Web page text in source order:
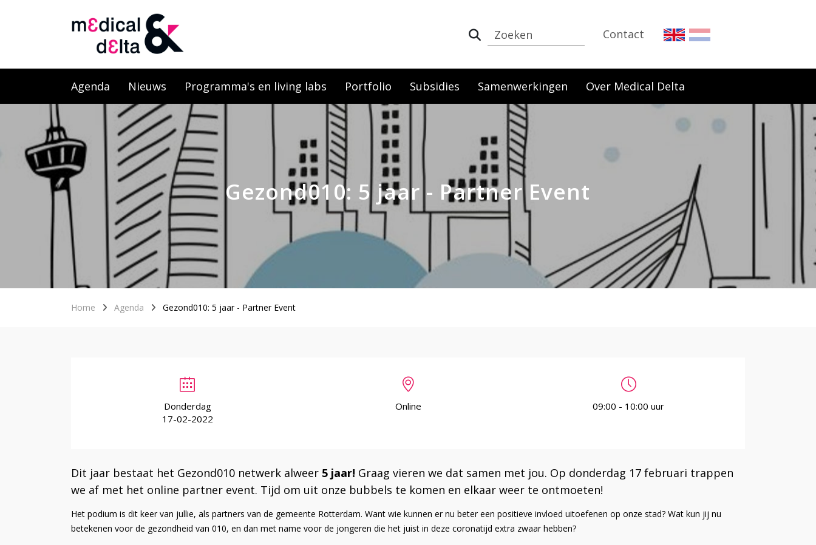
Contact
Agenda Nieuws Programma's en living labs Portfolio Subsidies Samenwerkingen Over Medical Delta
Gezond010: 5 jaar - Partner Event
Home Agenda Gezond010: 5 jaar - Partner Event
Donderdag
17-02-2022
Online 09:00 - 10:00 uur
Dit jaar bestaat het Gezond010 netwerk alweer 5 jaar! Graag vieren we dat samen met jou. Op donderdag 17 februari trappen
we af met het online partner event. Tijd om uit onze bubbels te komen en elkaar weer te ontmoeten!
Het podium is dit keer van jullie, als partners van de gemeente Rotterdam. Want wie kunnen er nu beter een positieve invloed uitoefenen op onze stad? Wat kun jij nu
betekenen voor de gezondheid van 010, en dan met name voor de jongeren die het juist in deze coronatijd extra zwaar hebben?